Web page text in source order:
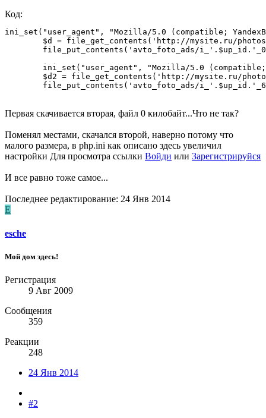
Код:
ini_set("user_agent", "Mozilla/5.0 (compatible;
$d = file_get_contents('http://mysite.ru/
file_put_contents('avto_foto_ads/
ini_set("user_agent", "Mozilla/5.0
$d2 = file_get_contents('http://mysite.ru/
file_put_contents('avto_foto_ads/
Первая скачивается вторая, файл 0 килобайт...Что не так?
Поменял местами, скачался второй, наверно потому что
малого размера, в php.ini как описано здесь увеличил
настройки Для просмотра ссылки Войди или Зарегистрируйся
И все равно тоже самое...
Последнее редактирование: 24 Янв 2014
E
esche
Мой дом здесь!
Регистрация
9 Авг 2009
Сообщения
359
Реакции
248
24 Янв 2014
#2